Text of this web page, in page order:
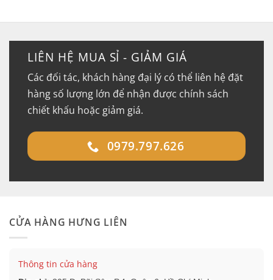
LIÊN HỆ MUA SỈ - GIẢM GIÁ
Các đối tác, khách hàng đại lý có thể liên hệ đặt
hàng số lượng lớn để nhận được chính sách
chiết khấu hoặc giảm giá.
0979.797.626
CỬA HÀNG HƯNG LIÊN
Thông tin cửa hàng